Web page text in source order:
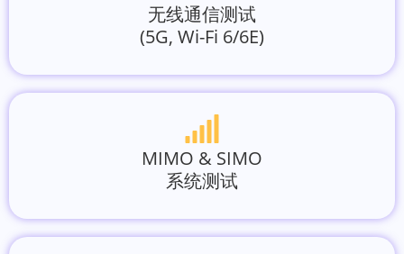
无线通信测试
(5G, Wi-Fi 6/6E)
MIMO & SIMO
系统测试